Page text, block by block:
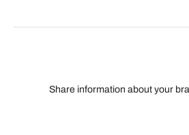
Share information about your